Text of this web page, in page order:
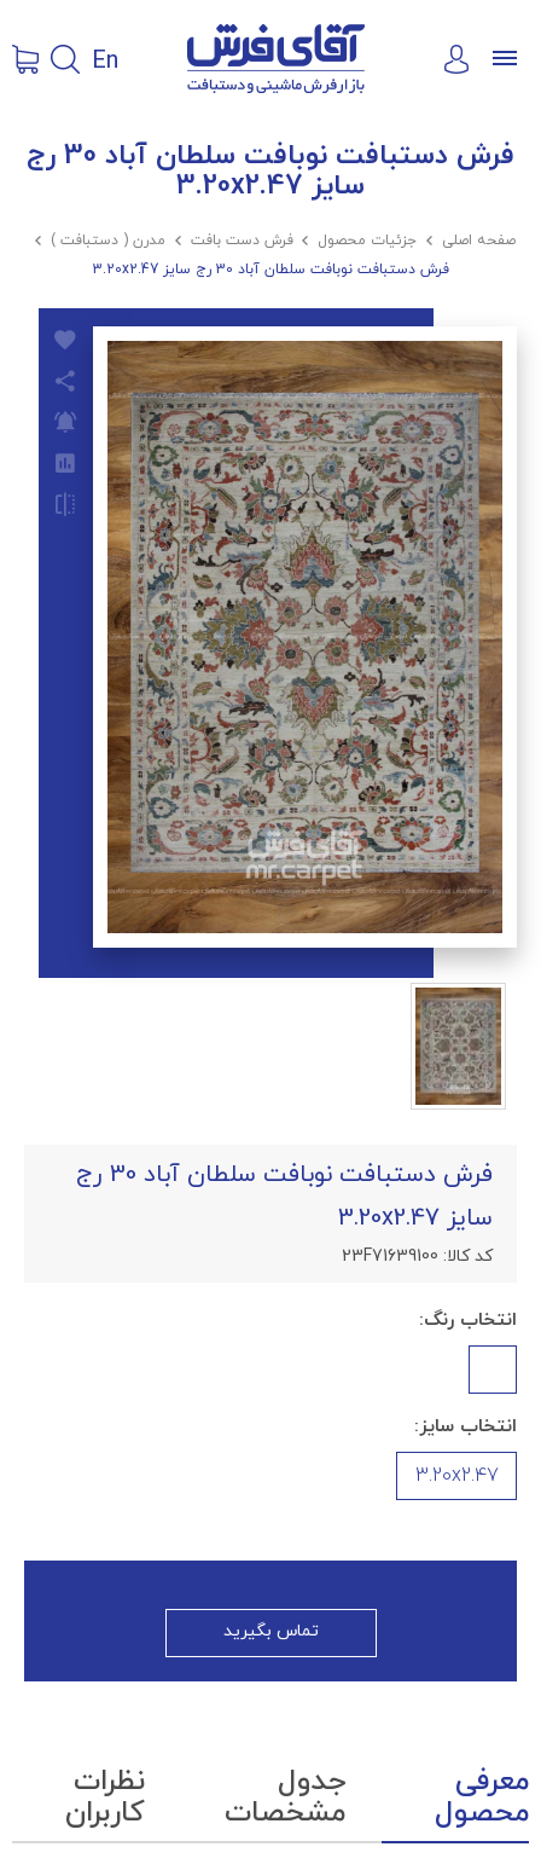
En
فرش دستبافت نوبافت سلطان آباد 30 رج
سایز 3.20x2.47
صفحه اصلی  جزئیات محصول  فرش دست بافت  مدرن ( دستبافت ) 
فرش دستبافت نوبافت سلطان آباد 30 رج سایز 3.20x2.47
فرش دستبافت نوبافت سلطان آباد 30 رج
سایز 3.20x2.47
کد کالا: 23F71639100
انتخاب رنگ:
انتخاب سایز:
3.20x2.47
تماس بگیرید
معرفی
محصول
جدول
مشخصات
نظرات
کاربران